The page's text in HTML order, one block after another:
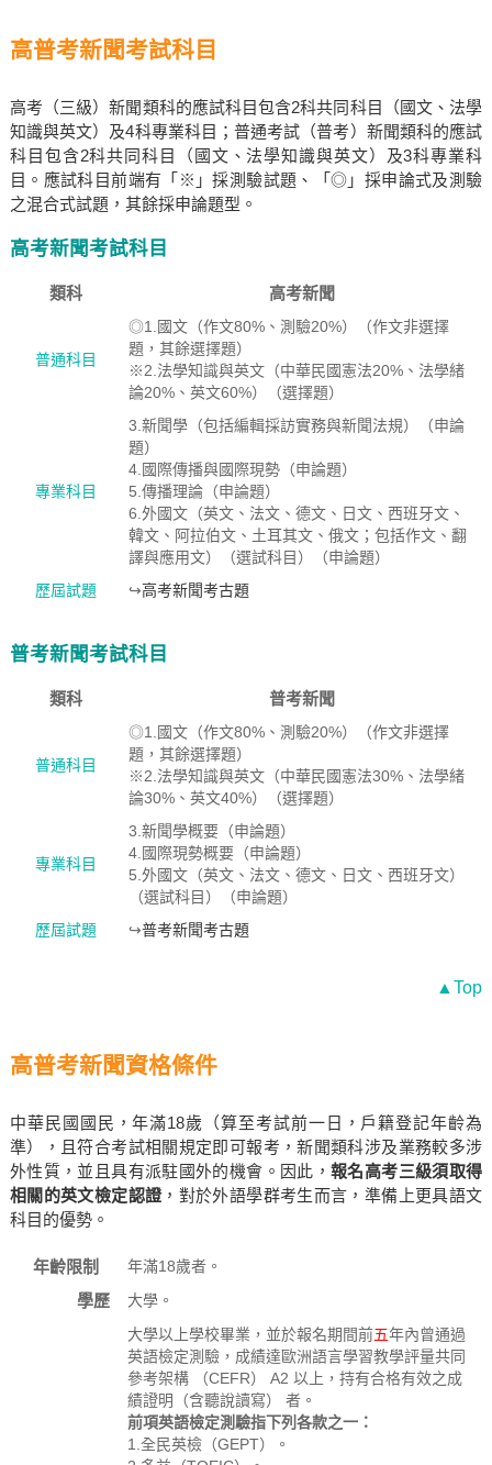
高普考新聞考試科目
高考（三級）新聞類科的應試科目包含2科共同科目（國文、法學
知識與英文）及4科專業科目；普通考試（普考）新聞類科的應試
科目包含2科共同科目（國文、法學知識與英文）及3科專業科
目。應試科目前端有「※」採測驗試題、「◎」採申論式及測驗
之混合式試題，其餘採申論題型。
高考新聞考試科目
類科 高考新聞
普通科目
◎1.國文（作文80%、測驗20%）（作文非選擇
題，其餘選擇題）
※2.法學知識與英文（中華民國憲法20%、法學緒
論20%、英文60%）（選擇題）
專業科目
3.新聞學（包括編輯採訪實務與新聞法規）（申論
題）
4.國際傳播與國際現勢（申論題）
5.傳播理論（申論題）
6.外國文（英文、法文、德文、日文、西班牙文、
韓文、阿拉伯文、土耳其文、俄文；包括作文、翻
譯與應用文）（選試科目）（申論題）
歷屆試題
↪高考新聞考古題
普考新聞考試科目
類科 普考新聞
普通科目
◎1.國文（作文80%、測驗20%）（作文非選擇
題，其餘選擇題）
※2.法學知識與英文（中華民國憲法30%、法學緒
論30%、英文40%）（選擇題）
專業科目
3.新聞學概要（申論題）
4.國際現勢概要（申論題）
5.外國文（英文、法文、德文、日文、西班牙文）
（選試科目）（申論題）
歷屆試題
↪普考新聞考古題
▲Top
高普考新聞資格條件
中華民國國民，年滿18歲（算至考試前一日，戶籍登記年齡為
準），且符合考試相關規定即可報考，新聞類科涉及業務較多涉
外性質，並且具有派駐國外的機會。因此，報名高考三級須取得
相關的英文檢定認證，對於外語學群考生而言，準備上更具語文
科目的優勢。
年齡限制 年滿18歲者。
學歷
大學。
大學以上學校畢業，並於報名期間前五年內曾通過
英語檢定測驗，成績達歐洲語言學習教學評量共同
參考架構 （CEFR） A2 以上，持有合格有效之成
績證明（含聽說讀寫） 者。
前項英語檢定測驗指下列各款之一：
1.全民英檢（GEPT）。